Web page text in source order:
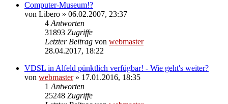
Computer-Museum!?
von Libero » 06.02.2007, 23:37
4 Antworten
31893 Zugriffe
Letzter Beitrag von webmaster
28.04.2017, 18:22
VDSL in Alfeld pünktlich verfügbar! - Wie geht's weiter?
von webmaster» 17.01.2016, 18:35
1 Antworten
25248 Zugriffe